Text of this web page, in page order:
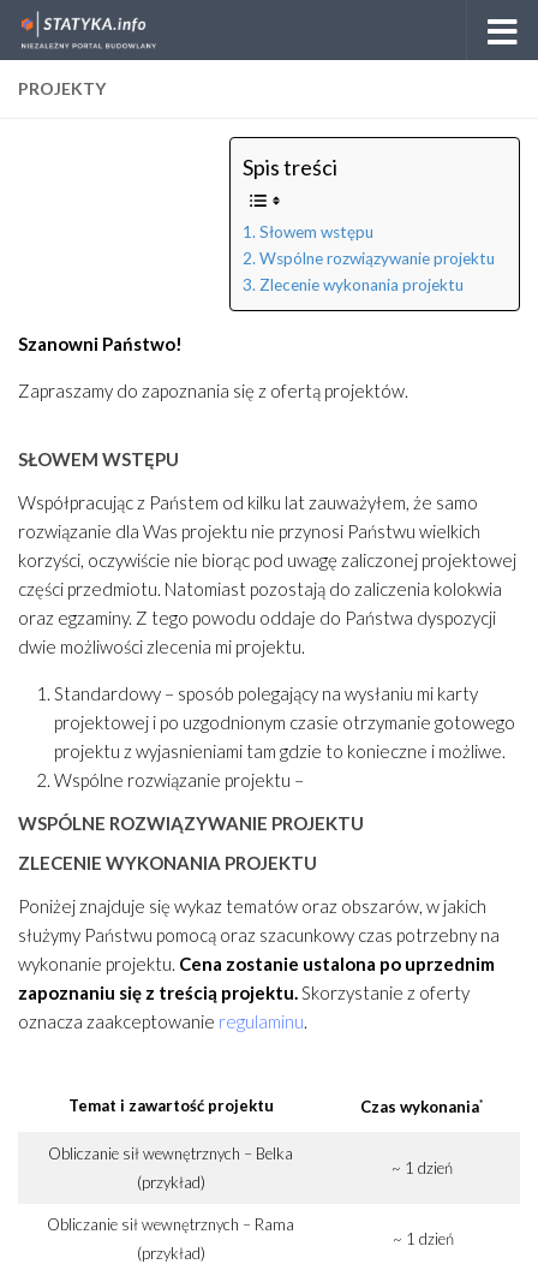
Skip to content
PROJEKTY
Spis treści
Słowem wstępu
Wspólne rozwiązywanie projektu
Zlecenie wykonania projektu
Szanowni Państwo!
Zapraszamy do zapoznania się z ofertą projektów.
SŁOWEM WSTĘPU
Współpracując z Państem od kilku lat zauważyłem, że samo
rozwiązanie dla Was projektu nie przynosi Państwu wielkich
korzyści, oczywiście nie biorąc pod uwagę zaliczonej projektowej
części przedmiotu. Natomiast pozostają do zaliczenia kolokwia
oraz egzaminy. Z tego powodu oddaje do Państwa dyspozycji
dwie możliwości zlecenia mi projektu.
Standardowy – sposób polegający na wysłaniu mi karty
projektowej i po uzgodnionym czasie otrzymanie gotowego
projektu z wyjasnieniami tam gdzie to konieczne i możliwe.
Wspólne rozwiązanie projektu –
WSPÓLNE ROZWIĄZYWANIE PROJEKTU
ZLECENIE WYKONANIA PROJEKTU
Poniżej znajduje się wykaz tematów oraz obszarów, w jakich
służymy Państwu pomocą oraz szacunkowy czas potrzebny na
wykonanie projektu. Cena zostanie ustalona po uprzednim
zapoznaniu się z treścią projektu.Skorzystanie z oferty
oznacza zaakceptowanie regulaminu.
Temat i zawartość projektu Czas wykonania*
Obliczanie sił wewnętrznych – Belka
(przykład)
~ 1 dzień
Obliczanie sił wewnętrznych – Rama
(przykład)
~ 1 dzień